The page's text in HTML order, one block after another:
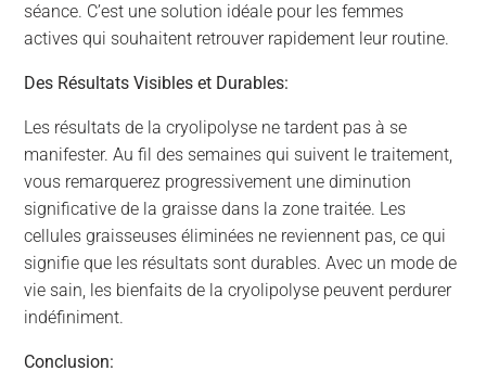
séance. C’est une solution idéale pour les femmes
actives qui souhaitent retrouver rapidement leur routine.
Des Résultats Visibles et Durables:
Les résultats de la cryolipolyse ne tardent pas à se
manifester. Au fil des semaines qui suivent le traitement,
vous remarquerez progressivement une diminution
significative de la graisse dans la zone traitée. Les
cellules graisseuses éliminées ne reviennent pas, ce qui
signifie que les résultats sont durables. Avec un mode de
vie sain, les bienfaits de la cryolipolyse peuvent perdurer
indéfiniment.
Conclusion: